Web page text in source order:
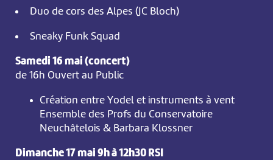
Duo de cors des Alpes (JC Bloch)
Sneaky Funk Squad
Samedi 16 mai (concert)
de 16h Ouvert au Public
Création entre Yodel et instruments à vent
Ensemble des Profs du Conservatoire
Neuchâtelois & Barbara Klossner
Dimanche 17 mai 9h à 12h30 RSI